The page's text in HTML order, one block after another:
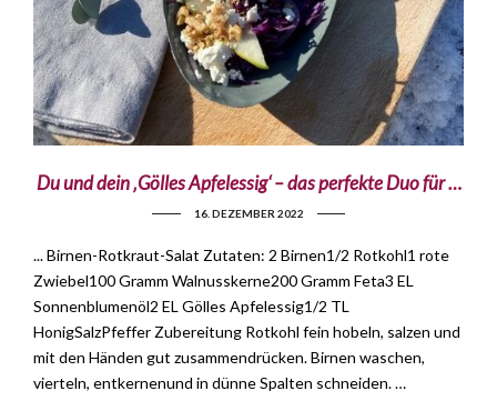
Du und dein ‚Gölles Apfelessig‘ – das perfekte Duo für …
16. DEZEMBER 2022
... Birnen-Rotkraut-Salat Zutaten: 2 Birnen1/2 Rotkohl1 rote
Zwiebel100 Gramm Walnusskerne200 Gramm Feta3 EL
Sonnenblumenöl2 EL Gölles Apfelessig1/2 TL
HonigSalzPfeffer Zubereitung Rotkohl fein hobeln, salzen und
mit den Händen gut zusammendrücken. Birnen waschen,
vierteln, entkernenund in dünne Spalten schneiden. …